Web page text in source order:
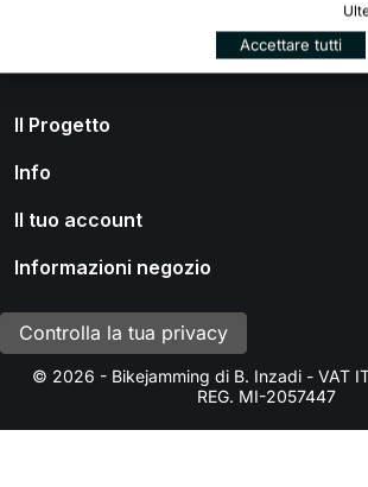
Il Progetto
Info
Il tuo account
Informazioni negozio
Controlla la tua privacy
© 2026 - Bikejamming di B. Inzadi - VAT
REG. MI-2057447
Accettare tutti